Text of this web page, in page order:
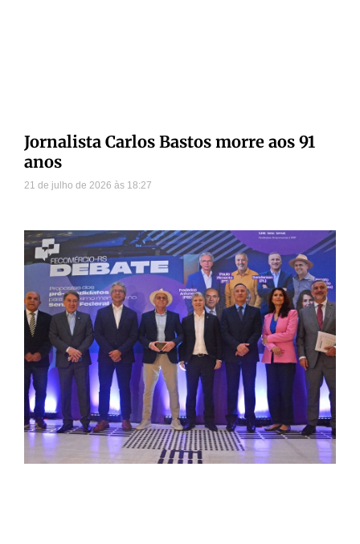
Jornalista Carlos Bastos morre aos 91
anos
21 de julho de 2026 18:27